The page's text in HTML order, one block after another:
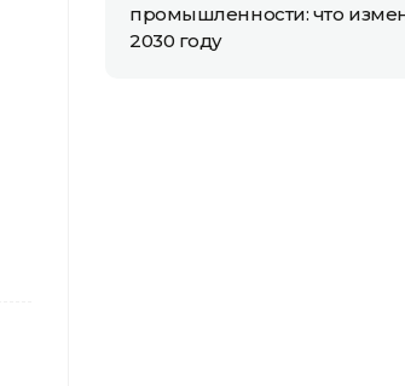
промышленности: что
2030 году